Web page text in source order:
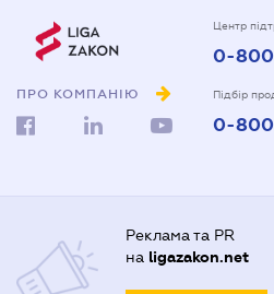
ПРО КОМПАНІЮ
Центр
0-
Підбір
0-
Реклама та PR
на ligazakon.net